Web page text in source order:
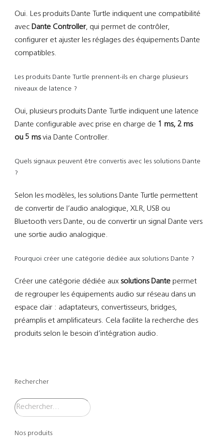
Oui. Les produits Dante Turtle indiquent une compatibilité
avec Dante Controller, qui permet de contrôler,
configurer et ajuster les réglages des équipements Dante
compatibles.
Les produits Dante Turtle prennent-ils en charge plusieurs
niveaux de latence ?
Oui, plusieurs produits Dante Turtle indiquent une latence
Dante configurable avec prise en charge de 1 ms, 2 ms
ou 5 msvia Dante Controller.
Quels signaux peuvent être convertis avec les solutions Dante
?
Selon les modèles, les solutions Dante Turtle permettent
de convertir de l’audio analogique, XLR, USB ou
Bluetooth vers Dante, ou de convertir un signal Dante vers
une sortie audio analogique.
Pourquoi créer une catégorie dédiée aux solutions Dante ?
Créer une catégorie dédiée aux solutions Dante permet
de regrouper les équipements audio sur réseau dans un
espace clair : adaptateurs, convertisseurs, bridges,
préamplis et amplificateurs. Cela facilite la recherche des
produits selon le besoin d’intégration audio.
Rechercher
Nos produits